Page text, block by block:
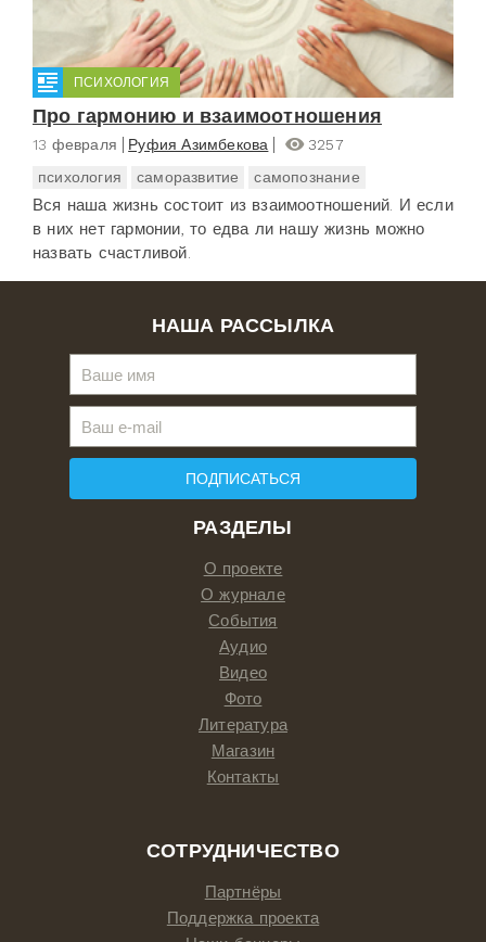
ПСИХОЛОГИЯ
Про гармонию и взаимоотношения
13 февраля Руфия Азимбекова
3257
психология
саморазвитие самопознание
Вся наша жизнь состоит из взаимоотношений. И если
в них нет гармонии, то едва ли нашу жизнь можно
назвать счастливой.
РАЗДЕЛЫ
О проекте
О журнале
События
Аудио
Видео
Фото
Литература
Магазин
Контакты
СОТРУДНИЧЕСТВО
Партнёры
Поддержка проекта
НАША РАССЫЛКА
ПОДПИСАТЬСЯ